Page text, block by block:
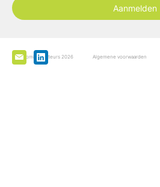
Aanmelden
De Boominspecteurs 2026 Algemene voorwaarden